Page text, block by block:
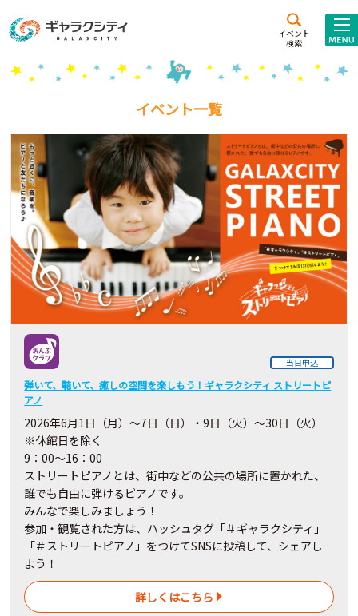
イベント
検索
施設案内
こども
西新井
施設･
施設貸出･団体利用
こどもみーてぃんぐ
Gがくえん
ブランドからのお知らせ
いっしょに創る
イベントレポート
イベント一覧
当日申込
弾いて、聴いて、癒しの空間を楽しもう！ギャラクシティ ストリートピ
アノ
2026年6月1 日（月）～7日（日）・9日（火）～30日 （火）
※休館日を除く
9：00～16：00
ストリートピアノとは、街中などの公共の場所に置かれた、
誰でも自由に弾けるピアノです。
みんなで楽しみましょう！
参加・観覧された方は、ハッシュタグ「＃ギャラクシティ」
「＃ストリートピアノ」をつけてSNSに投稿して、シェアし
よう！
詳しくはこちら